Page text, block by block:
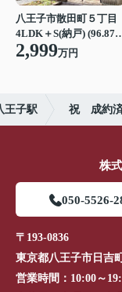
八王子市散田町５丁目
4LDK＋S(納
2,999万円
王子駅 祝 成約
株
050-5526-
〒193-0836
東京都八王子市日吉
営業時間： 10:00～